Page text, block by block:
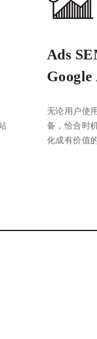
Ads
无论用户使
备，恰合时
化成有价值